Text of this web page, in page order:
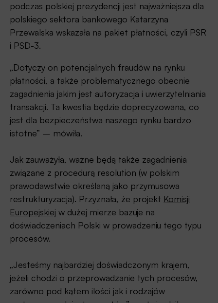
podczas polskiej prezydencji jest najważniejsza dla
polskiego sektora bankowego Katarzyna
Przewalska wskazała na pakiet płatności, czyli PSR
i PSD-3.
„Dotyczy on potencjalnych fraudów na rynku
płatności, a także problematycznego obecnie
zagadnienia jakim jest autoryzacja i uwierzytelniania
transakcji. Ta kwestia będzie doprecyzowana, co
jest dla bezpieczeństwa naszego rynku bardzo
istotne” – mówiła.
Jak zauważyła, ważne będą także zagadnienia
związane z procedurą resolution (w polskim
prawodawstwie określaną jako przymusowa
restrukturyzacja). Przyznała, że projekt Komisji
Europejskiej w dużej mierze bazuje na
doświadczeniach Polski w prowadzeniu tego typu
procesów.
„Jesteśmy najbardziej doświadczonym krajem,
jeżeli chodzi o przeprowadzanie tych procesów,
zarówno pod kątem ilości jak i rodzajów